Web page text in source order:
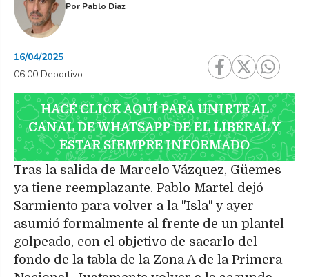
Por Pablo Diaz
16/04/2025
06:00 Deportivo
HACÉ CLICK AQUÍ PARA UNIRTE AL
CANAL DE WHATSAPP DE EL LIBERAL Y
ESTAR SIEMPRE INFORMADO
Tras la salida de Marcelo Vázquez, Güemes
ya tiene reemplazante. Pablo Martel dejó
Sarmiento para volver a la "Isla" y ayer
asumió formalmente al frente de un plantel
golpeado, con el objetivo de sacarlo del
fondo de la tabla de la Zona A de la Primera